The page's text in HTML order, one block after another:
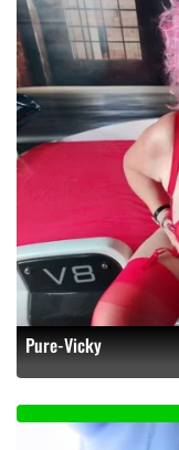
Pure-Vicky